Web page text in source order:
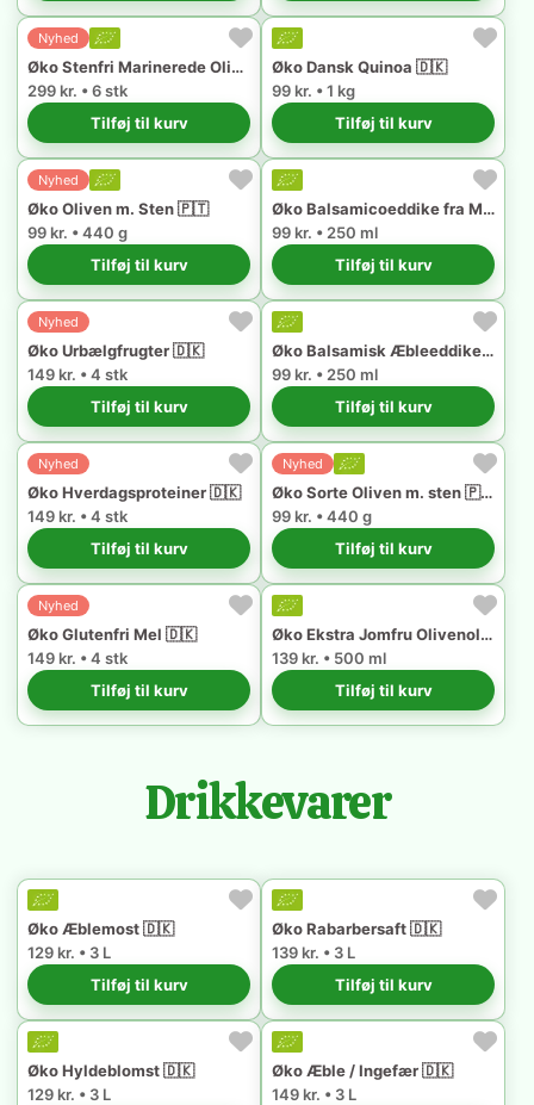
Nyhed
Øko Stenfri Marinerede Oliven 🇵🇹
299 kr. • 6 stk
Tilføj til kurv
Øko Dansk Quinoa 🇩🇰
99 kr. • 1 kg
Tilføj til kurv
Nyhed
Øko Oliven m. Sten 🇵🇹
99 kr. • 440 g
Tilføj til kurv
Øko Balsamicoeddike fra Modena 🇮🇹
99 kr. • 250 ml
Tilføj til kurv
Nyhed
Øko Urbælgfrugter 🇩🇰
149 kr. • 4 stk
Tilføj til kurv
Øko Balsamisk Æbleeddike fra Modena 🇮🇹
99 kr. • 250 ml
Tilføj til kurv
Nyhed
Øko Hverdagsproteiner 🇩🇰
149 kr. • 4 stk
Tilføj til kurv
Nyhed
Øko Sorte Oliven m. sten 🇵🇹
99 kr. • 440 g
Tilføj til kurv
Nyhed
Øko Glutenfri Mel 🇩🇰
149 kr. • 4 stk
Tilføj til kurv
Øko Ekstra Jomfru Olivenolie 🇵🇹
139 kr. • 500 ml
Tilføj til kurv
Drikkevarer
Øko Æblemost 🇩🇰
129 kr. • 3 L
Tilføj til kurv
Øko Rabarbersaft 🇩🇰
139 kr. • 3 L
Tilføj til kurv
Øko Hyldeblomst 🇩🇰
129 kr. • 3 L
Øko Æble / Ingefær 🇩🇰
149 kr. • 3 L